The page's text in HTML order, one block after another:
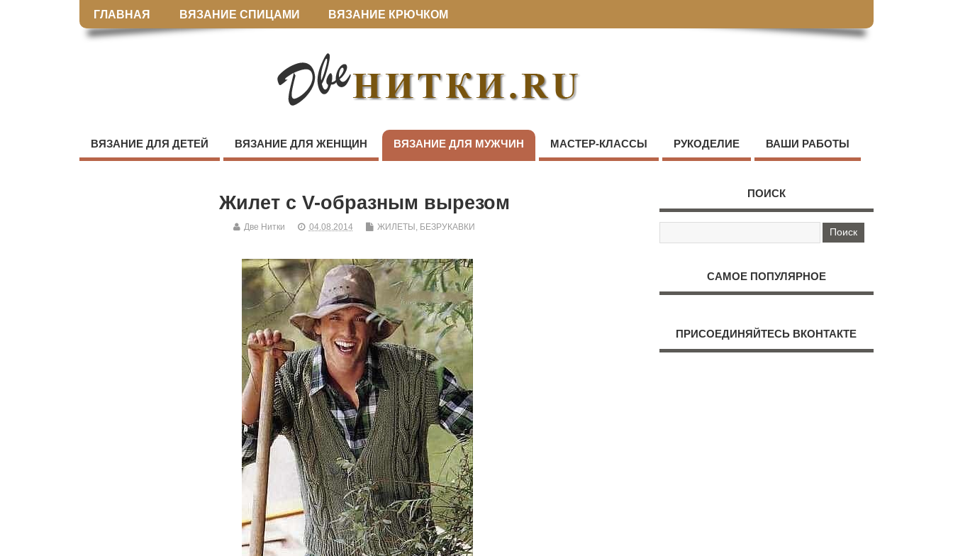
ГЛАВНАЯ ВЯЗАНИЕ СПИЦАМИ ВЯЗАНИЕ КРЮЧКОМ
ВЯЗАНИЕ ДЛЯ ДЕТЕЙ ВЯЗАНИЕ ДЛЯ ЖЕНЩИН ВЯЗАНИЕ ДЛЯ МУЖЧИН МАСТЕР-КЛАССЫ РУКОДЕЛИЕ ВАШИ РАБОТЫ
Жилет с V-образным вырезом
Две Нитки 04.08.2014 ЖИЛЕТЫ, БЕЗРУКАВКИ
ПОИСК
САМОЕ ПОПУЛЯРНОЕ
ПРИСОЕДИНЯЙТЕСЬ ВКОНТАКТЕ